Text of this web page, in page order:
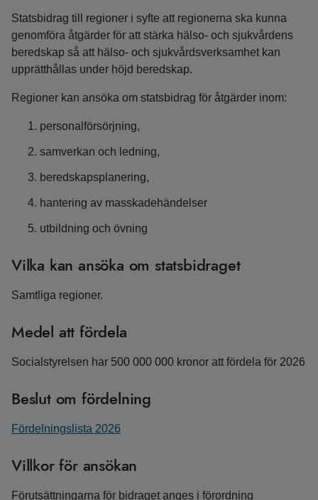
Statsbidrag till regioner i syfte att regionerna ska kunna
genomföra åtgärder för att stärka hälso- och sjukvårdens
beredskap så att hälso- och sjukvårdsverksamhet kan
upprätthållas under höjd beredskap.
Regioner kan ansöka om statsbidrag för åtgärder inom:
personalförsörjning,
samverkan och ledning,
beredskapsplanering,
hantering av masskadehändelser
utbildning och övning
Vilka kan ansöka om statsbidraget
Samtliga regioner.
Medel att fördela
Socialstyrelsen har 500 000 000 kronor att fördela för 2026
Beslut om fördelning
Fördelningslista 2026
Villkor för ansökan
Förutsättningarna för bidraget anges i förordning